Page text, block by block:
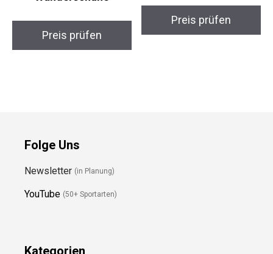
Preis prüfen
Preis prüfen
Folge Uns
Newsletter (in Planung)